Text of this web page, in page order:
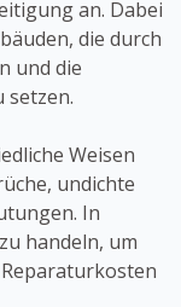
an. Dabei
die durch
und die
setzen.
Weisen
undichte
In
handeln, um